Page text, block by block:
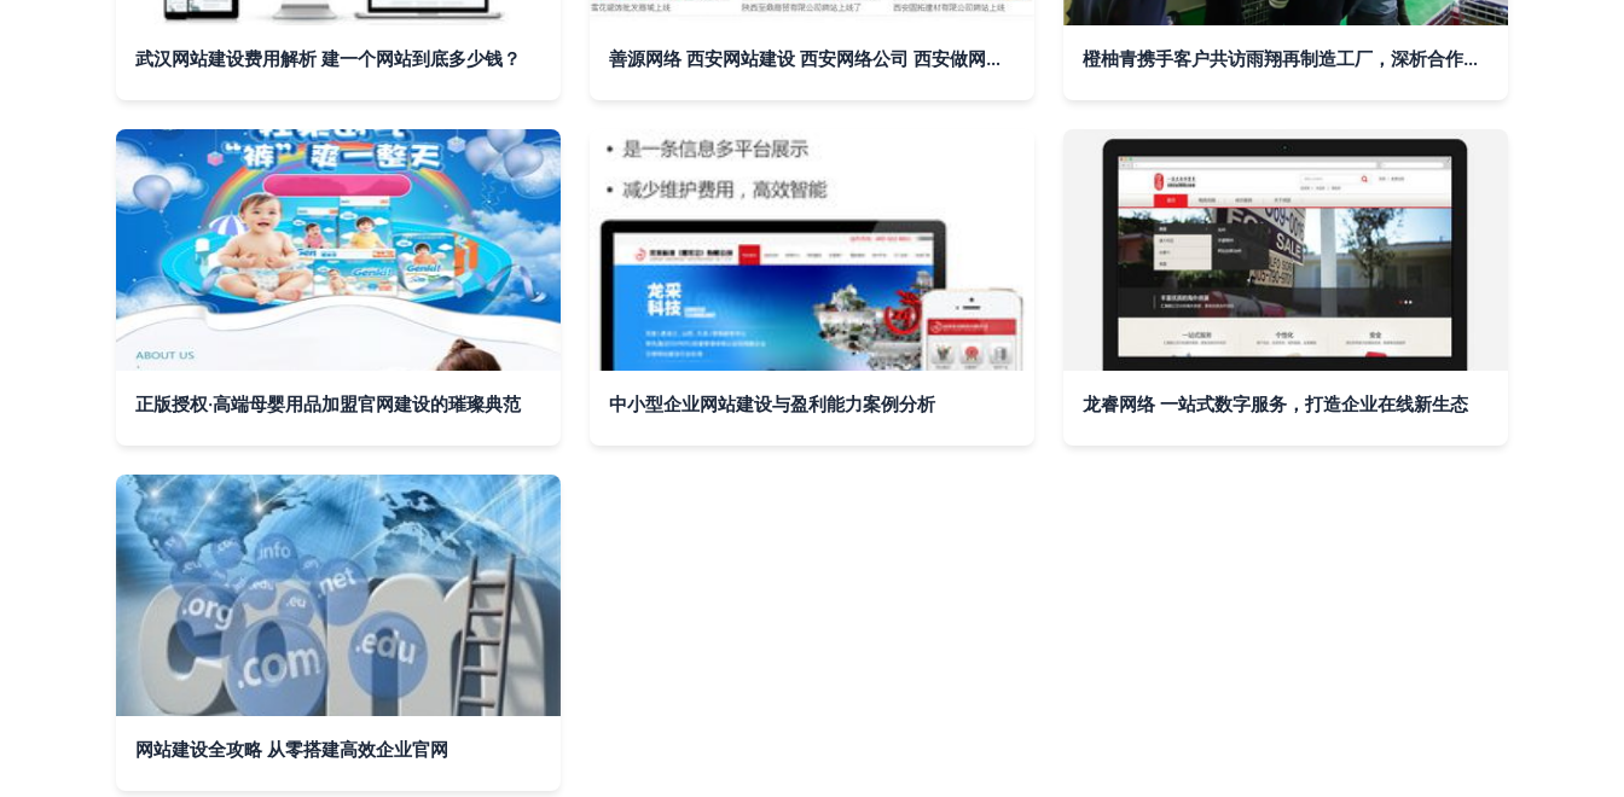
武汉网站建设费用解析 建一个网站到底多少钱？ 善源网络 西安网站建设 西安网络公司 西安做网站的公司 西安网络推广优化 西安网站托管 如何做网站 怎样做网站 网站建设那家好 西安最好的网络公司 微信官网 橙柚青携手客户共访雨翔再制造工厂，深析合作新机共绘发展蓝图
正版授权·高端母婴用品加盟官网建设的璀璨典范 中小型企业网站建设与盈利能力案例分析 龙睿网络 一站式数字服务，打造企业在线新生态
网站建设全攻略 从零搭建高效企业官网